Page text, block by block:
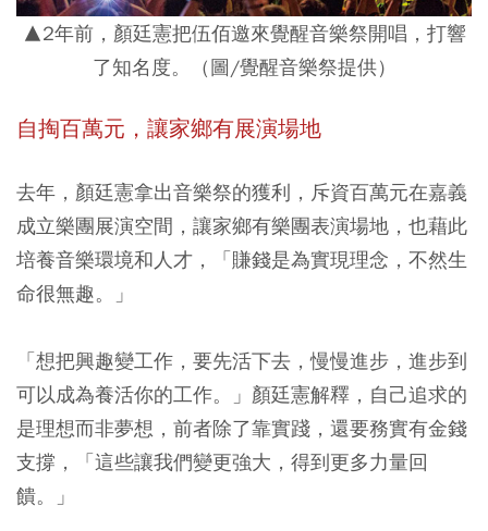
▲2年前，顏廷憲把伍佰邀來覺醒音樂祭開唱，打響
了知名度。（圖/覺醒音樂祭提供）
自掏百萬元，讓家鄉有展演場地
去年，顏廷憲拿出音樂祭的獲利，斥資百萬元在嘉義
成立樂團展演空間，讓家鄉有樂團表演場地，也藉此
培養音樂環境和人才，「賺錢是為實現理念，不然生
命很無趣。」
「想把興趣變工作，要先活下去，慢慢進步，進步到
可以成為養活你的工作。」顏廷憲解釋，自己追求的
是理想而非夢想，前者除了靠實踐，還要務實有金錢
支撐，「這些讓我們變更強大，得到更多力量回
饋。」